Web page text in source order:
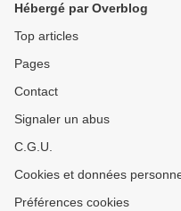
Hébergé par Overblog
Top articles
Pages
Contact
Signaler un abus
C.G.U.
Cookies et données
Préférences cookies